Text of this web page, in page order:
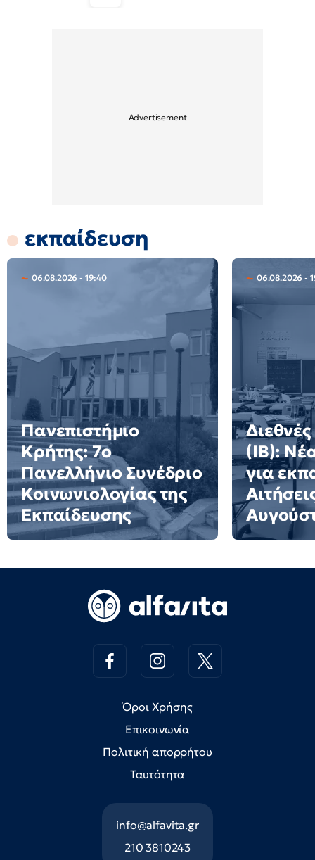
εκπαίδευση
06.08.2026 - 19:40
Πανεπιστήμιο
Κρήτης: 7ο
Πανελλήνιο Συνέδριο
Κοινωνιολογίας της
Εκπαίδευσης
06.08.2026 -
(IB):
για
Όροι Χρήσης
Επικοινωνία
Πολιτική απορρήτου
Ταυτότητα
info@alfavita.gr
210 3810243